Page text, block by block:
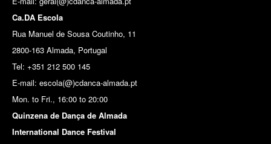
Ca.DA Escola
Rua Manuel de Sousa Coutinho, 11
2800-163 Almada, Portugal
Tel: +351 212 500 145
E-mail: escola(@)cdanca-almada.pt
Mon. to Fri., 16:00 to 20:00
Quinzena de Dança de Almada
International Dance Festival